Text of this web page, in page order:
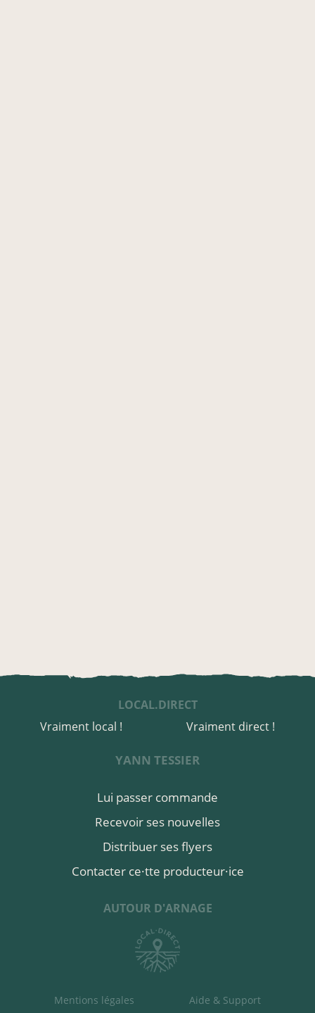
LOCAL.DIRECT
Vraiment local !
Vraiment direct !
YANN TESSIER
Lui passer commande
Recevoir ses nouvelles
Distribuer ses flyers
Contacter ce·tte producteur·ice
AUTOUR D'ARNAGE
Mentions légales Aide & Support